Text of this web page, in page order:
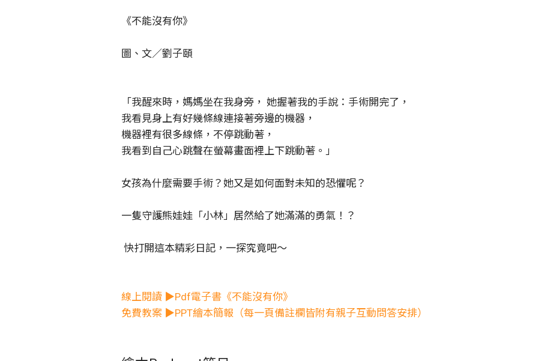
《不能沒有你》
圖、文／劉子頤
「我醒來時，媽媽坐在我身旁， 她握著我的手說：手術開完了，
我看見身上有好幾條線連接著旁邊的機器，
機器裡有很多線條，不停跳動著，
我看到自己心跳聲在螢幕畫面裡上下跳動著。」
女孩為什麼需要手術？她又是如何面對未知的恐懼呢？
一隻守護熊娃娃「小林」居然給了她滿滿的勇氣！？
快打開這本精彩日記，一探究竟吧～
線上閱讀 ▶Pdf電子書《不能沒有你》
免費教案 ▶PPT繪本簡報（每一頁備註欄皆附有親子互動問答安排）